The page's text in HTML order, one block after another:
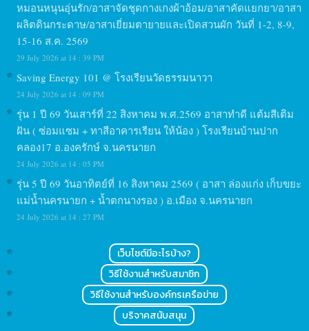
หมอนหนุนอุ่นรัก/อาสาจัดชุดกางเกงผ้าอ้อม/อาสาคัดแยกยา/อาสา
ผลิตดินกระดาษ/อาสาเยี่ยมตายายและเปิดสวนผัก วันที่ 1-2, 8-9,
15-16 ส.ค. 2569
29 July 2026 at 14 : 39 PM
Saving Energy 101 @ โรงเรียนวัดธรรมนาวา
24 July 2026 at 14 : 09 PM
รุ่น 1 ปี 69 วันเสาร์ที่ 22 สิงหาคม พ.ศ.2569 อาสาทำดี แต้มสีเติม
ฝัน ( ซ่อมแซม + ทาสีอาคารเรียน ให้น้อง ) โรงเรียนบ้านปาก
คลอง17 อ.องครักษ์ จ.นครนายก
24 July 2026 at 14 : 05 PM
รุ่น 5 ปี 69 วันอาทิตย์ที่ 16 สิงหาคม 2569 ( อาสา ล่องแก่ง เก็บขยะ
แม่น้ำนครนายก + น้ำตกนางรอง ) อ.เมือง จ.นครนายก
24 July 2026 at 14 : 27 PM
เว็บไซต์มีอะไรบ้าง?
วิธีใช้งานสำหรับสมาชิก
วิธีใช้งานสำหรับองค์กรเครือข่าย
บริจาคสนับสนุน